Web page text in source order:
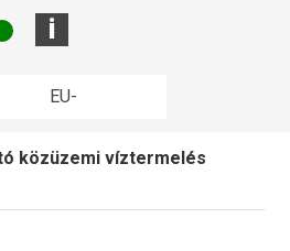
i
EU-
közüzemi víztermelés